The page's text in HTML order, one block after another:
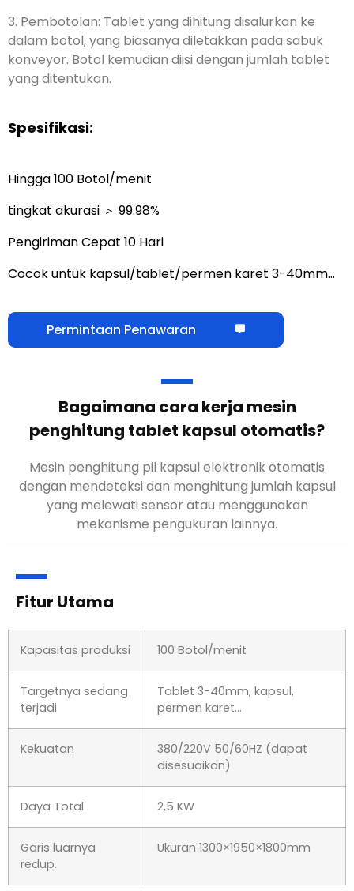
3. Pembotolan: Tablet yang dihitung disalurkan ke
dalam botol, yang biasanya diletakkan pada sabuk
konveyor. Botol kemudian diisi dengan jumlah tablet
yang ditentukan.
Spesifikasi:
Hingga 100 Botol/menit
tingkat akurasi ＞ 99.98%
Pengiriman Cepat 10 Hari
Cocok untuk kapsul/tablet/permen karet 3-40mm…
Permintaan Penawaran
Bagaimana cara kerja mesin
penghitung tablet kapsul otomatis?
Mesin penghitung pil kapsul elektronik otomatis
dengan mendeteksi dan menghitung jumlah kapsul
yang melewati sensor atau menggunakan
mekanisme pengukuran lainnya.
Fitur Utama
Kapasitas produksi 100 Botol/menit
Targetnya sedang
terjadi
Tablet 3-40mm, kapsul,
permen karet…
Kekuatan
380/220V 50/60HZ (dapat
disesuaikan)
Daya Total 2,5 KW
Garis luarnya
redup.
Ukuran 1300×1950×1800mm